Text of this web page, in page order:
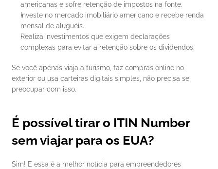
americanas e sofre retenção de impostos na fonte.
Investe no mercado imobiliário americano e recebe renda
mensal de aluguéis.
Realiza investimentos que exigem declarações
complexas para evitar a retenção sobre os dividendos.
Se você apenas viaja a turismo, faz compras online no
exterior ou usa carteiras digitais simples, não precisa se
preocupar com isso.
É possível tirar o ITIN Number
sem viajar para os EUA?
Sim! E essa é a melhor notícia para empreendedores